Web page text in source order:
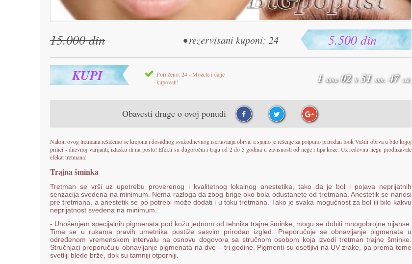
15.000 din • rezervisani kuponi: 24 5.500 din
KUPI
Poručeno: 24 - Možete i dalje
kupovati!
1dana 02h 51min. 46sek.
Obavesti druge o ovoj ponudi
Nakon ovog tretmana rešićemo se krejona i dosadnog svakodnevnog iscrtavanja obrva, a sjajno je rešenje za potpuno prirodan look Vaših obrva u bilo kojoj
prilici - dnevnoj varijanti, izlasku ili na poslu! Efekti su dugoročni i traju od 2 do 5 godina u zavisnosti od nege i tipa kože. Uz redovnu negu produžavate
efekat tretmana!
Trajna šminka
Tretman se vrši uz upotrebu proverenog i kvalitetnog lokalnog anestetika, tako da je bol i pojava neprijatnih
senzacija svedena na minimum. Nema razloga da zbog brige oko bola odustanete od tretmana. Anestetik se nanosi
pre tretmana, a anestetik se po potrebi može dodati i u toku tretmana. Tako je svaka mogućnost za bol ili bilo kakvu
neprijatnost svedena na minimum.
- Unošenjem specijalnih pigmenata pod kožu jednom od tehnika trajne šminke, mogu se dobiti mnogobrojne nijanse.
Time se u rukama pravih umetnika postiže sasvim prirodan izgled. Preporučuje se obnavljanje pigmenata u
određenom vremenskom intervalu na osnovu dogovora sa stručnom osobom koja izvodi tretman trajne šminke.
Stručnjaci preporučuju obnavljanje pigmenata na dve – tri godine. Pigmenti su osetljivi na UV zrake, pa prema tome
svetliji blede brže, dok su tamniji otporniji.